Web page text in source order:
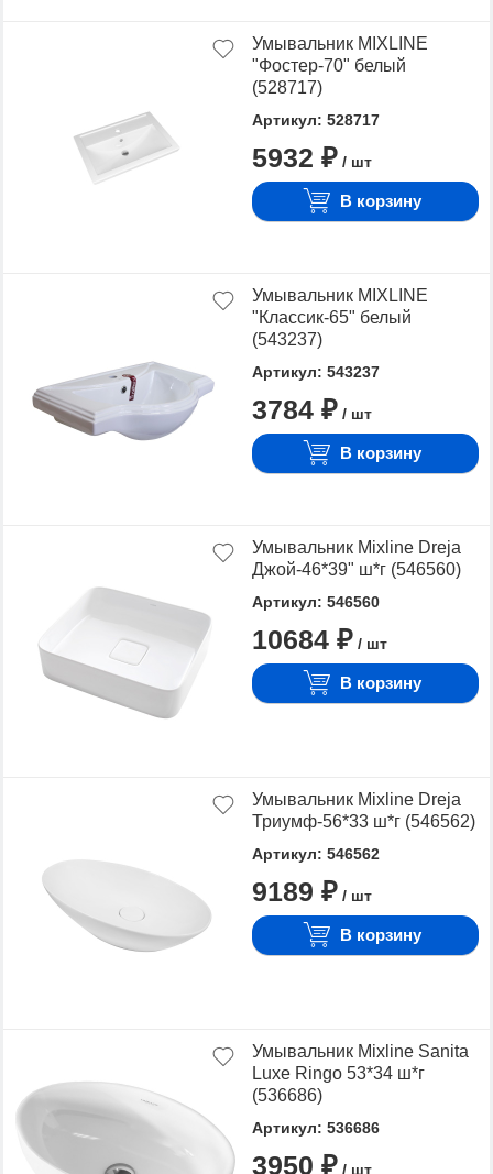
Умывальник MIXLINE
"Фостер-70" белый
(528717)
Артикул: 528717
5932 ₽ / шт
В корзину
Умывальник MIXLINE
"Классик-65" белый
(543237)
Артикул: 543237
3784 ₽ / шт
В корзину
Умывальник Mixline Dreja
Джой-46*39" ш*г (546560)
Артикул: 546560
10684 ₽ / шт
В корзину
Умывальник Mixline Dreja
Триумф-56*33 ш*г (546562)
Артикул: 546562
9189 ₽ / шт
В корзину
Умывальник Mixline Sanita
Luxe Ringo 53*34 ш*г
(536686)
Артикул: 536686
3950 ₽ / шт